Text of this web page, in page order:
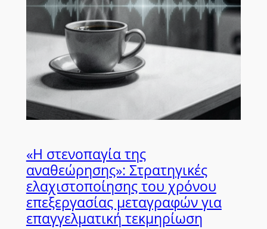
«Η στενοπαγία της
αναθεώρησης»: Στρατηγικές
ελαχιστοποίησης του χρόνου
επεξεργασίας μεταγραφών για
επαγγελματική τεκμηρίωση